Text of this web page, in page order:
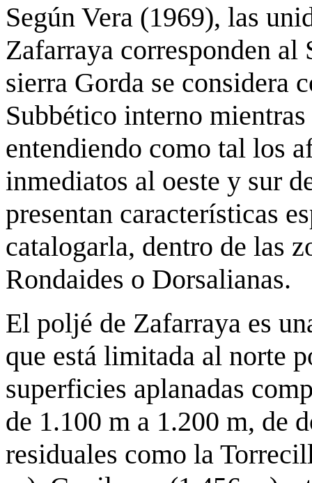
Según Vera (1969), las
Zafarraya corresponden
sierra Gorda se considera
Subbético interno
entendiendo como tal los
inmediatos al oeste y sur
presentan características
catalogarla, dentro de las
Rondaides o Dorsalianas.
El poljé de Zafarraya es
que está limitada al norte
superficies aplanadas
de 1.100 m a 1.200 m, de
residuales como la